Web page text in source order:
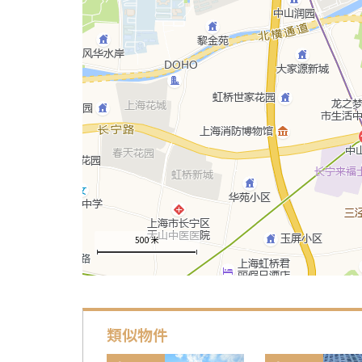
500 米
類似物件